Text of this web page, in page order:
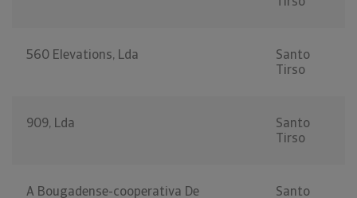
560 Elevations, Lda
Santo
Tirso
909, Lda
Santo
Tirso
A Bougadense-cooperativa De
Santo